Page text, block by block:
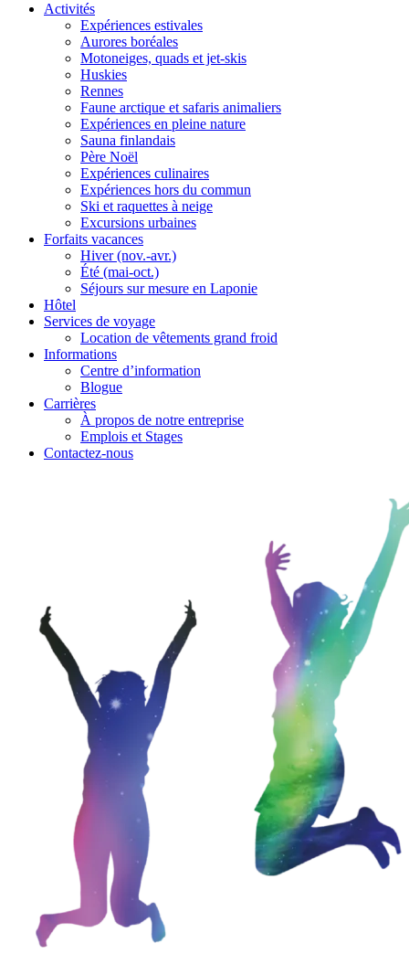
Activités
Expériences estivales
Aurores boréales
Motoneiges, quads et jet-skis
Huskies
Rennes
Faune arctique et safaris animaliers
Expériences en pleine nature
Sauna finlandais
Père Noël
Expériences culinaires
Expériences hors du commun
Ski et raquettes à neige
Excursions urbaines
Forfaits vacances
Hiver (nov.-avr.)
Été (mai-oct.)
Séjours sur mesure en Laponie
Hôtel
Services de voyage
Location de vêtements grand froid
Informations
Centre d’information
Blogue
Carrières
À propos de notre entreprise
Emplois et Stages
Contactez-nous